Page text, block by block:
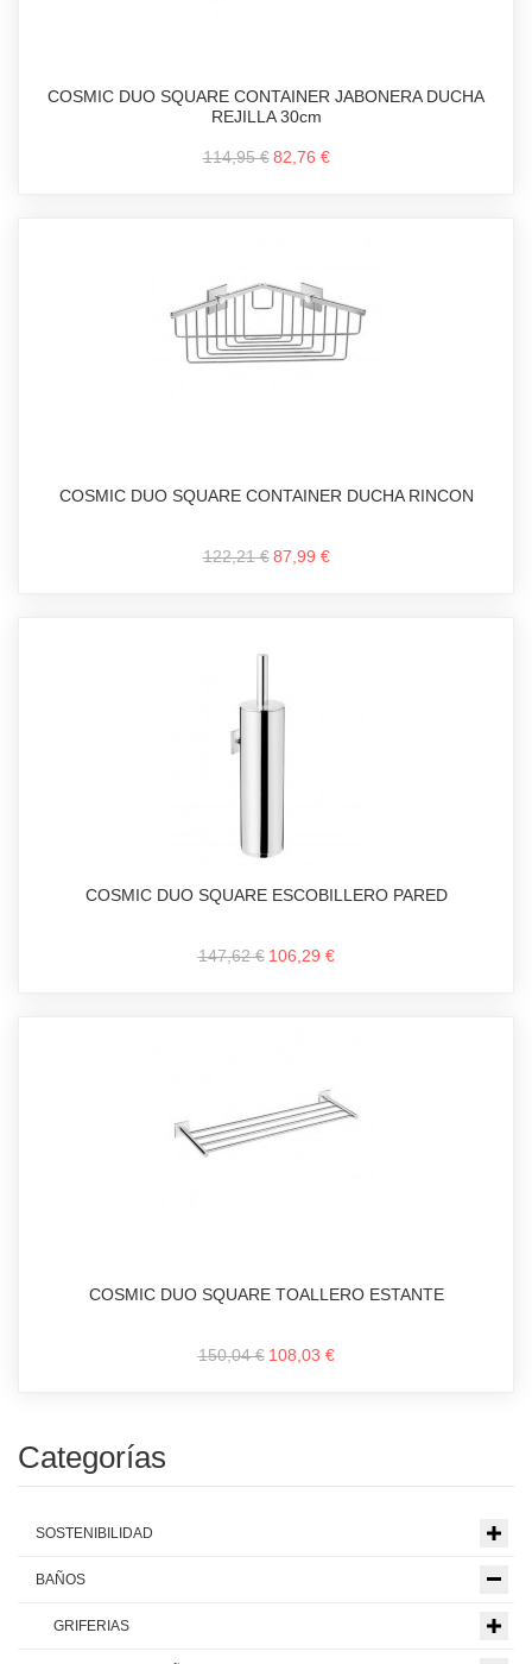
COSMIC DUO SQUARE CONTAINER JABONERA DUCHA
REJILLA 30cm
114,95 € 82,76 €
COSMIC DUO SQUARE CONTAINER DUCHA RINCON
122,21 € 87,99 €
COSMIC DUO SQUARE ESCOBILLERO PARED
147,62 € 106,29 €
COSMIC DUO SQUARE TOALLERO ESTANTE
150,04 € 108,03 €
Categorías
SOSTENIBILIDAD
BAÑOS
GRIFERIAS